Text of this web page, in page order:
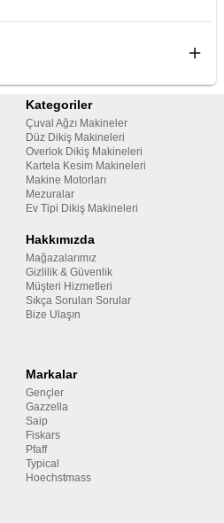
Kategoriler
Çuval Ağzı Makineler
Düz Dikiş Makineleri
Overlok Dikiş Makineleri
Kartela Kesim Makineleri
Makine Motorları
Mezuralar
Ev Tipi Dikiş Makineleri
Hakkımızda
Mağazalarımız
Gizlilik & Güvenlik
Müşteri Hizmetleri
Sıkça Sorulan Sorular
Bize Ulaşın
Markalar
Gençler
Gazzella
Saip
Fiskars
Pfaff
Typical
Hoechstmass